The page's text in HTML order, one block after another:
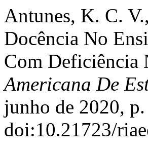
Antunes, K. C.
Docência No
Com Deficiência
Americana De
junho de 2020,
doi:10.21723/